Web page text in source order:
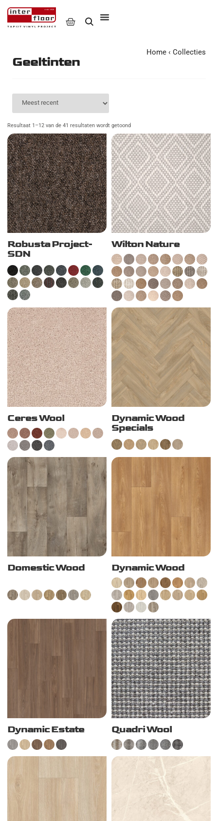
Geeltinten
Home ‹ Collecties
Resultaat 1–12 van de 41 resultaten wordt getoond
Robusta Project-
SDN
Wilton Nature
Ceres Wool
Dynamic Wood
Specials
Domestic Wood Dynamic Wood
Dynamic Estate Quadri Wool